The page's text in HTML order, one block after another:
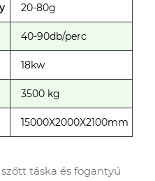
20-80g
40-90db/perc
18kw
3500 kg
15000X2000X2100mm
táska és fogantyú